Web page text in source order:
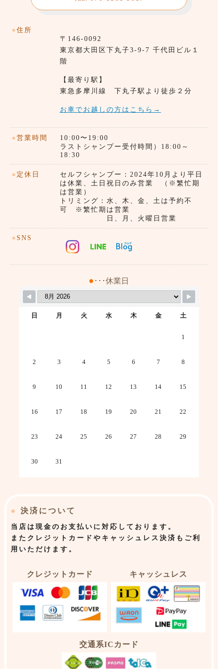
● 住所
〒146-0092
東京都⼤田区下丸子3-9-7 千代田ビル１
階
【最寄り駅】
東急多摩川線 下丸子駅より徒歩２分
お車でお越しの方はこちら→
● 営業時間
10:00〜19:00
ラストシャンプー受付時間）18:00～
18:30
● 定休日
セルフシャンプー：2024年10月より平日
は休業、土日祝日のみ営業 （※繁忙期
は営業）
トリミング：水、木、金、土は予約不
可 ※繁忙期は営業
日、月、火曜日営業
● SNS
● ･･･休業日
日 月 火 水 木 金 土
1
2 3 4 5 6 7 8
9 10 11 12 13 14 15
16 17 18 19 20 21 22
23 24 25 26 27 28 29
30 31
● 決済について
当店は 現金のお支払いに対応しております。
またクレジットカードやキャッシュレス決済もご利
用いただけます。
クレジットカード キャッシュレス
交通系ICカード